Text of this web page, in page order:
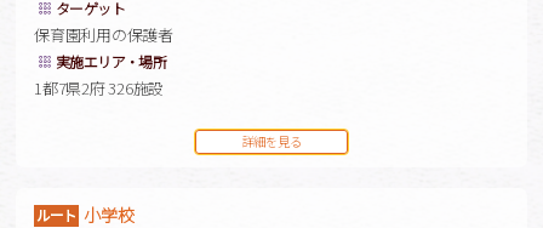
ターゲット
保育園利用の保護者
実施エリア・場所
1都7県2府 326施設
詳細を見る
小学校